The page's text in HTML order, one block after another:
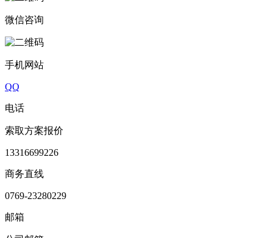
微信咨询
手机网站
QQ
电话
索取方案报价
13316699226
商务直线
0769-23280229
邮箱